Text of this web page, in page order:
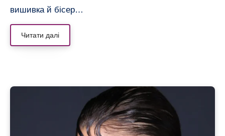
вишивка й бісер…
Читати далі